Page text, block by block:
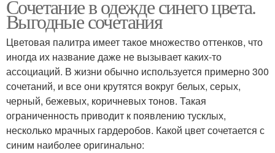
Сочетание в одежде синего цвета.
Выгодные сочетания
Цветовая палитра имеет такое множество оттенков, что
иногда их название даже не вызывает каких-то
ассоциаций. В жизни обычно используется примерно 300
сочетаний, и все они крутятся вокруг белых, серых,
черный, бежевых, коричневых тонов. Такая
ограниченность приводит к появлению тусклых,
несколько мрачных гардеробов. Какой цвет сочетается с
синим наиболее оригинально: